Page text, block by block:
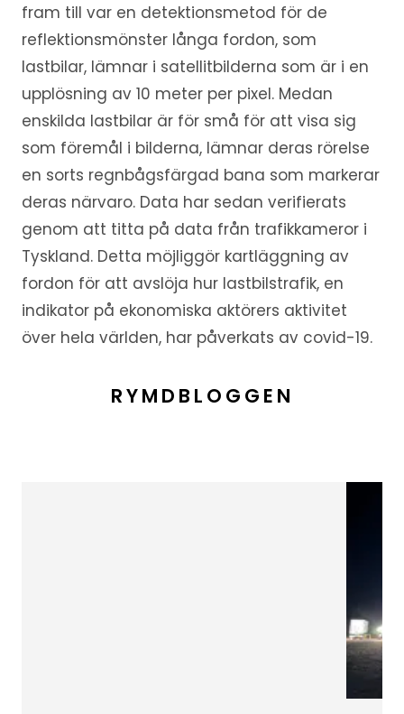
fram till var en detektionsmetod för de
reflektionsmönster långa fordon, som
lastbilar, lämnar i satellitbilderna som är i en
upplösning av 10 meter per pixel. Medan
enskilda lastbilar är för små för att visa sig
som föremål i bilderna, lämnar deras rörelse
en sorts regnbågsfärgad bana som markerar
deras närvaro. Data har sedan verifierats
genom att titta på data från trafikkameror i
Tyskland. Detta möjliggör kartläggning av
fordon för att avslöja hur lastbilstrafik, en
indikator på ekonomiska aktörers aktivitet
över hela världen, har påverkats av covid-19.
RYMDBLOGGEN